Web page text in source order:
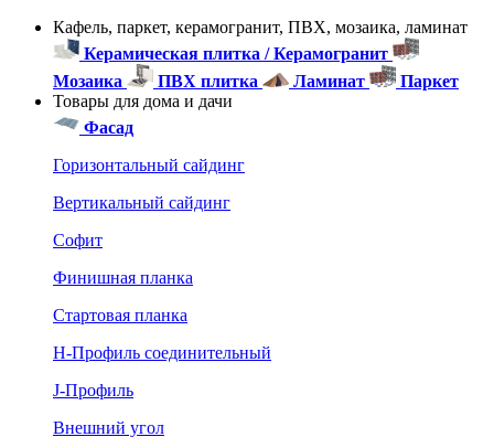
Кафель, паркет, керамогранит, ПВХ, мозаика, ламинат
Керамическая плитка / Керамогранит
Мозаика
ПВХ плитка Ламинат
Паркет
Товары для дома и дачи
Фасад
Горизонтальный сайдинг
Вертикальный сайдинг
Софит
Финишная планка
Стартовая планка
Н-Профиль соединительный
J-Профиль
Внешний угол